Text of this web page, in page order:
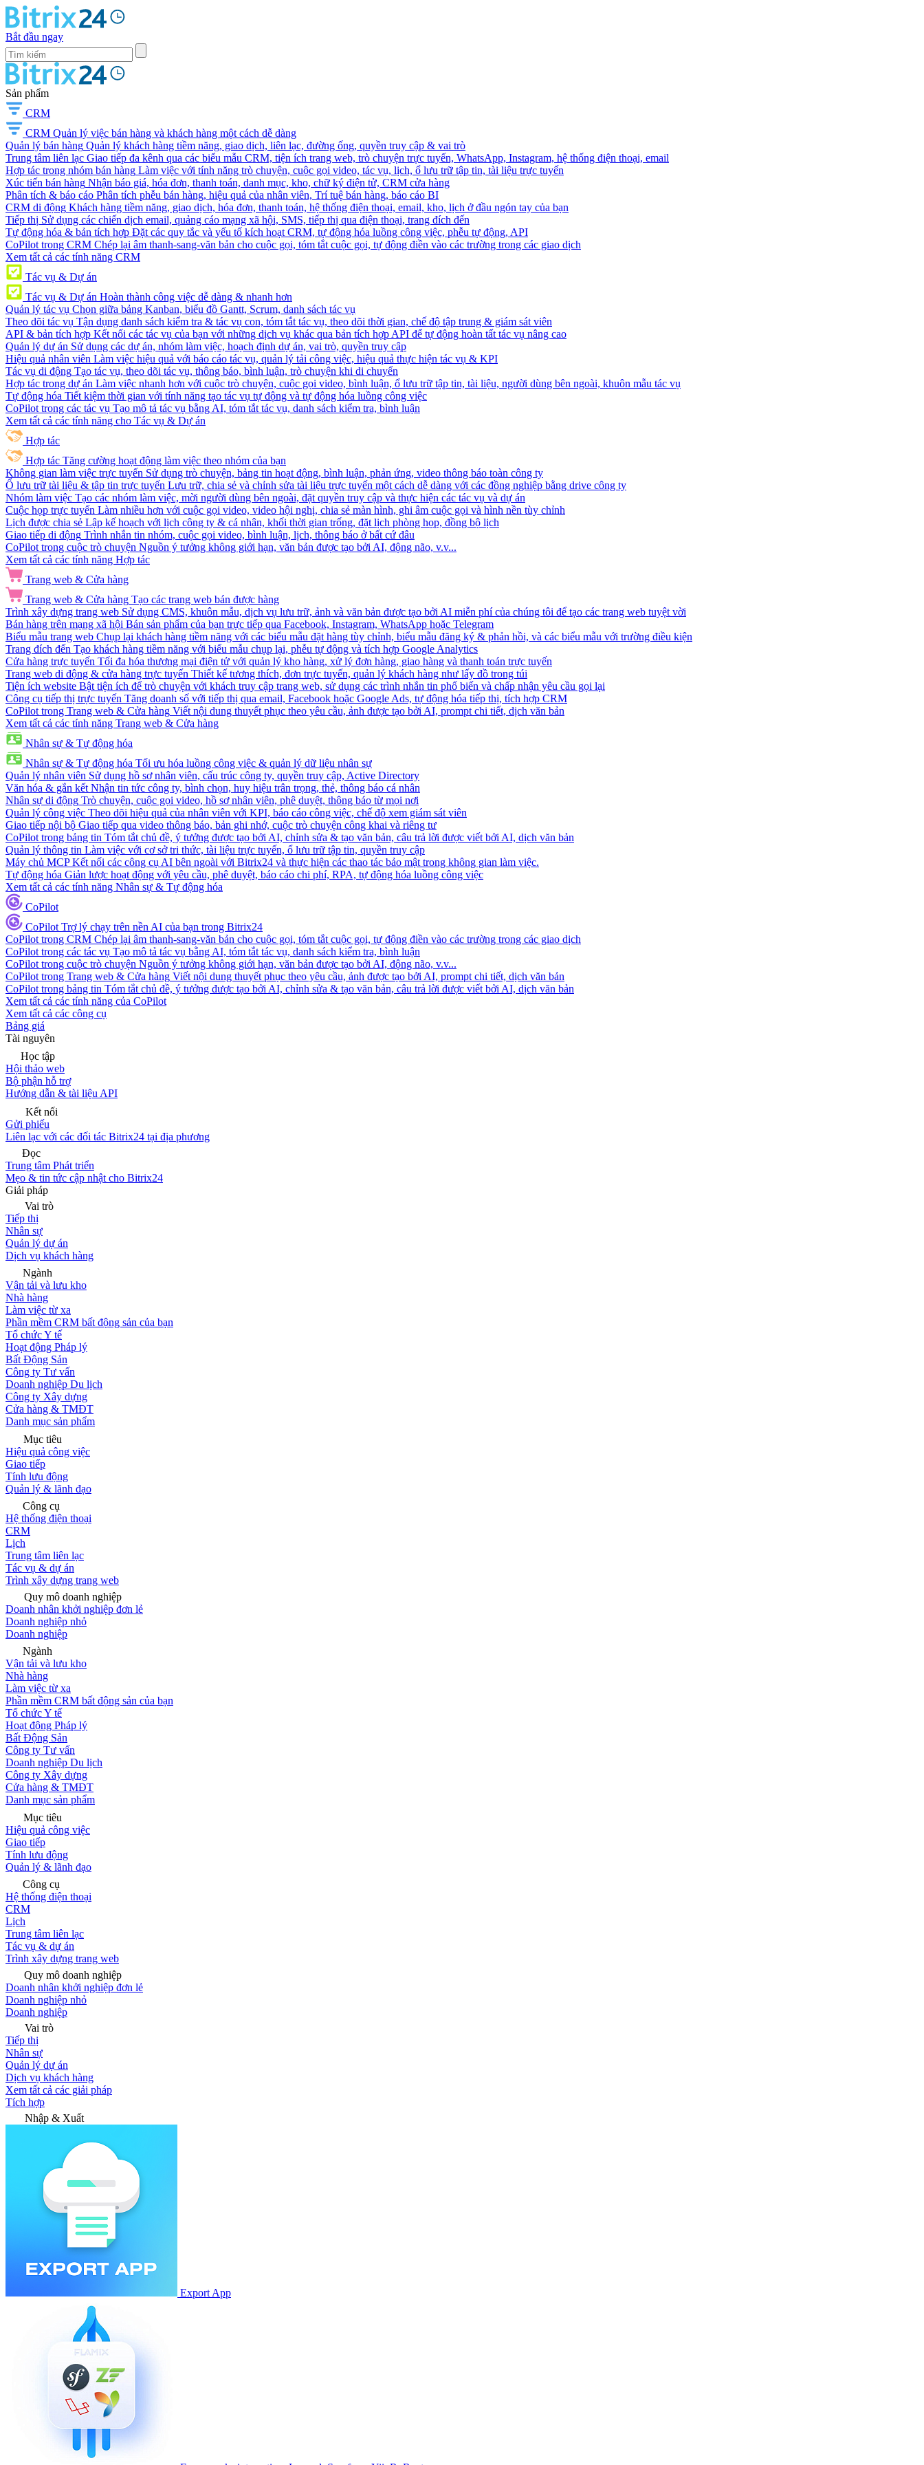
Bắt đầu ngay
Sản phẩm
CRM
CRM Quản lý việc bán hàng và khách hàng một cách dễ dàng
Quản lý bán hàng Quản lý khách hàng tiềm năng, giao dịch, liên lạc, đường ống, quyền truy cập & vai trò
Trung tâm liên lạc Giao tiếp đa kênh qua các biểu mẫu CRM, tiện ích trang web, trò chuyện trực tuyến, WhatsApp, Instagram, hệ thống điện thoại, email
Hợp tác trong nhóm bán hàng Làm việc với tính năng trò chuyện, cuộc gọi video, tác vụ, lịch, ổ lưu trữ tập tin, tài liệu trực tuyến
Xúc tiến bán hàng Nhận báo giá, hóa đơn, thanh toán, danh mục, kho, chữ ký điện tử, CRM cửa hàng
Phân tích & báo cáo Phân tích phễu bán hàng, hiệu quả của nhân viên, Trí tuệ bán hàng, báo cáo BI
CRM di động Khách hàng tiềm năng, giao dịch, hóa đơn, thanh toán, hệ thống điện thoại, email, kho, lịch ở đầu ngón tay của bạn
Tiếp thị Sử dụng các chiến dịch email, quảng cáo mạng xã hội, SMS, tiếp thị qua điện thoại, trang đích đến
Tự động hóa & bản tích hợp Đặt các quy tắc và yếu tố kích hoạt CRM, tự động hóa luồng công việc, phễu tự động, API
CoPilot trong CRM Chép lại âm thanh-sang-văn bản cho cuộc gọi, tóm tắt cuộc gọi, tự động điền vào các trường trong các giao dịch
Xem tất cả các tính năng CRM
Tác vụ & Dự án
Tác vụ & Dự án Hoàn thành công việc dễ dàng & nhanh hơn
Quản lý tác vụ Chọn giữa bảng Kanban, biểu đồ Gantt, Scrum, danh sách tác vụ
Theo dõi tác vụ Tận dụng danh sách kiểm tra & tác vụ con, tóm tắt tác vụ, theo dõi thời gian, chế độ tập trung & giám sát viên
API & bản tích hợp Kết nối các tác vụ của bạn với những dịch vụ khác qua bản tích hợp API để tự động hoàn tất tác vụ nâng cao
Quản lý dự án Sử dụng các dự án, nhóm làm việc, hoạch định dự án, vai trò, quyền truy cập
Hiệu quả nhân viên Làm việc hiệu quả với báo cáo tác vụ, quản lý tải công việc, hiệu quả thực hiện tác vụ & KPI
Tác vụ di động Tạo tác vụ, theo dõi tác vụ, thông báo, bình luận, trò chuyện khi di chuyển
Hợp tác trong dự án Làm việc nhanh hơn với cuộc trò chuyện, cuộc gọi video, bình luận, ổ lưu trữ tập tin, tài liệu, người dùng bên ngoài, khuôn mẫu tác vụ
Tự động hóa Tiết kiệm thời gian với tính năng tạo tác vụ tự động và tự động hóa luồng công việc
CoPilot trong các tác vụ Tạo mô tả tác vụ bằng AI, tóm tắt tác vụ, danh sách kiểm tra, bình luận
Xem tất cả các tính năng cho Tác vụ & Dự án
Hợp tác
Hợp tác Tăng cường hoạt động làm việc theo nhóm của bạn
Không gian làm việc trực tuyến Sử dụng trò chuyện, bảng tin hoạt động, bình luận, phản ứng, video thông báo toàn công ty
Ổ lưu trữ tài liệu & tập tin trực tuyến Lưu trữ, chia sẻ và chỉnh sửa tài liệu trực tuyến một cách dễ dàng với các đồng nghiệp bằng drive công ty
Nhóm làm việc Tạo các nhóm làm việc, mời người dùng bên ngoài, đặt quyền truy cập và thực hiện các tác vụ và dự án
Cuộc họp trực tuyến Làm nhiều hơn với cuộc gọi video, video hội nghị, chia sẻ màn hình, ghi âm cuộc gọi và hình nền tùy chỉnh
Lịch được chia sẻ Lập kế hoạch với lịch công ty & cá nhân, khối thời gian trống, đặt lịch phòng họp, đồng bộ lịch
Giao tiếp di động Trình nhắn tin nhóm, cuộc gọi video, bình luận, lịch, thông báo ở bất cứ đâu
CoPilot trong cuộc trò chuyện Nguồn ý tưởng không giới hạn, văn bản được tạo bởi AI, động não, v.v...
Xem tất cả các tính năng Hợp tác
Trang web & Cửa hàng
Trang web & Cửa hàng Tạo các trang web bán được hàng
Trình xây dựng trang web Sử dụng CMS, khuôn mẫu, dịch vụ lưu trữ, ảnh và văn bản được tạo bởi AI miễn phí của chúng tôi để tạo các trang web tuyệt vời
Bán hàng trên mạng xã hội Bán sản phẩm của bạn trực tiếp qua Facebook, Instagram, WhatsApp hoặc Telegram
Biểu mẫu trang web Chụp lại khách hàng tiềm năng với các biểu mẫu đặt hàng tùy chỉnh, biểu mẫu đăng ký & phản hồi, và các biểu mẫu với trường điều kiện
Trang đích đến Tạo khách hàng tiềm năng với biểu mẫu chụp lại, phễu tự động và tích hợp Google Analytics
Cửa hàng trực tuyến Tối đa hóa thương mại điện tử với quản lý kho hàng, xử lý đơn hàng, giao hàng và thanh toán trực tuyến
Trang web di động & cửa hàng trực tuyến Thiết kế tương thích, đơn trực tuyến, quản lý khách hàng như lấy đồ trong túi
Tiện ích website Bật tiện ích để trò chuyện với khách truy cập trang web, sử dụng các trình nhắn tin phổ biến và chấp nhận yêu cầu gọi lại
Công cụ tiếp thị trực tuyến Tăng doanh số với tiếp thị qua email, Facebook hoặc Google Ads, tự động hóa tiếp thị, tích hợp CRM
CoPilot trong Trang web & Cửa hàng Viết nội dung thuyết phục theo yêu cầu, ảnh được tạo bởi AI, prompt chi tiết, dịch văn bản
Xem tất cả các tính năng Trang web & Cửa hàng
Nhân sự & Tự động hóa
Nhân sự & Tự động hóa Tối ưu hóa luồng công việc & quản lý dữ liệu nhân sự
Quản lý nhân viên Sử dụng hồ sơ nhân viên, cấu trúc công ty, quyền truy cập, Active Directory
Văn hóa & gắn kết Nhận tin tức công ty, bình chọn, huy hiệu trân trọng, thẻ, thông báo cá nhân
Nhân sự di động Trò chuyện, cuộc gọi video, hồ sơ nhân viên, phê duyệt, thông báo từ mọi nơi
Quản lý công việc Theo dõi hiệu quả của nhân viên với KPI, báo cáo công việc, chế độ xem giám sát viên
Giao tiếp nội bộ Giao tiếp qua video thông báo, bản ghi nhớ, cuộc trò chuyện công khai và riêng tư
CoPilot trong bảng tin Tóm tắt chủ đề, ý tưởng được tạo bởi AI, chỉnh sửa & tạo văn bản, câu trả lời được viết bởi AI, dịch văn bản
Quản lý thông tin Làm việc với cơ sở tri thức, tài liệu trực tuyến, ổ lưu trữ tập tin, quyền truy cập
Máy chủ MCP Kết nối các công cụ AI bên ngoài với Bitrix24 và thực hiện các thao tác bảo mật trong không gian làm việc.
Tự động hóa Giản lược hoạt động với yêu cầu, phê duyệt, báo cáo chi phí, RPA, tự động hóa luồng công việc
Xem tất cả các tính năng Nhân sự & Tự động hóa
CoPilot
CoPilot Trợ lý chạy trên nền AI của bạn trong Bitrix24
CoPilot trong CRM Chép lại âm thanh-sang-văn bản cho cuộc gọi, tóm tắt cuộc gọi, tự động điền vào các trường trong các giao dịch
CoPilot trong các tác vụ Tạo mô tả tác vụ bằng AI, tóm tắt tác vụ, danh sách kiểm tra, bình luận
CoPilot trong cuộc trò chuyện Nguồn ý tưởng không giới hạn, văn bản được tạo bởi AI, động não, v.v...
CoPilot trong Trang web & Cửa hàng Viết nội dung thuyết phục theo yêu cầu, ảnh được tạo bởi AI, prompt chi tiết, dịch văn bản
CoPilot trong bảng tin Tóm tắt chủ đề, ý tưởng được tạo bởi AI, chỉnh sửa & tạo văn bản, câu trả lời được viết bởi AI, dịch văn bản
Xem tất cả các tính năng của CoPilot
Xem tất cả các công cụ
Bảng giá
Tài nguyên
Học tập
Hội thảo web
Bộ phận hỗ trợ
Hướng dẫn & tài liệu API
Kết nối
Gửi phiếu
Liên lạc với các đối tác Bitrix24 tại địa phương
Đọc
Trung tâm Phát triển
Mẹo & tin tức cập nhật cho Bitrix24
Giải pháp
Vai trò
Tiếp thị
Nhân sự
Quản lý dự án
Dịch vụ khách hàng
Ngành
Vận tải và lưu kho
Nhà hàng
Làm việc từ xa
Phần mềm CRM bất động sản của bạn
Tổ chức Y tế
Hoạt động Pháp lý
Bất Động Sản
Công ty Tư vấn
Doanh nghiệp Du lịch
Công ty Xây dựng
Cửa hàng & TMĐT
Danh mục sản phẩm
Mục tiêu
Hiệu quả công việc
Giao tiếp
Tính lưu động
Quản lý & lãnh đạo
Công cụ
Hệ thống điện thoại
CRM
Lịch
Trung tâm liên lạc
Tác vụ & dự án
Trình xây dựng trang web
Quy mô doanh nghiệp
Doanh nhân khởi nghiệp đơn lẻ
Doanh nghiệp nhỏ
Doanh nghiệp
Ngành
Vận tải và lưu kho
Nhà hàng
Làm việc từ xa
Phần mềm CRM bất động sản của bạn
Tổ chức Y tế
Hoạt động Pháp lý
Bất Động Sản
Công ty Tư vấn
Doanh nghiệp Du lịch
Công ty Xây dựng
Cửa hàng & TMĐT
Danh mục sản phẩm
Mục tiêu
Hiệu quả công việc
Giao tiếp
Tính lưu động
Quản lý & lãnh đạo
Công cụ
Hệ thống điện thoại
CRM
Lịch
Trung tâm liên lạc
Tác vụ & dự án
Trình xây dựng trang web
Quy mô doanh nghiệp
Doanh nhân khởi nghiệp đơn lẻ
Doanh nghiệp nhỏ
Doanh nghiệp
Vai trò
Tiếp thị
Nhân sự
Quản lý dự án
Dịch vụ khách hàng
Xem tất cả các giải pháp
Tích hợp
Nhập & Xuất
Export App